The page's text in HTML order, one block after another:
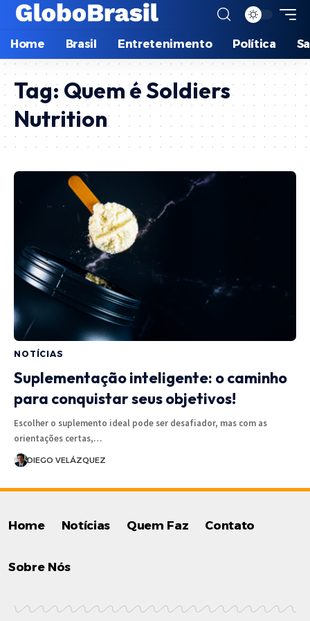
Home Brasil Entretenimento Política
Tag: Quem é Soldiers
Nutrition
NOTÍCIAS
Suplementação inteligente: o caminho
para conquistar seus objetivos!
Escolher o suplemento ideal pode ser desafiador, mas com as
orientações certas,…
DIEGO VELÁZQUEZ
Home Notícias Quem Faz Contato
Sobre Nós